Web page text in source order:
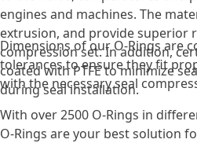
engines and machines. The
extrusion, and provide superior
compression set. In addition,
coated with PTFE to minimize
during seal installation.
Dimensions of our O-Rings are
tolerances to ensure they fit
with the necessary seal
With over 2500 O-Rings in
O-Rings are your best solution